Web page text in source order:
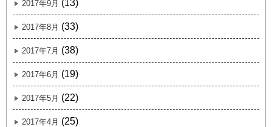
2017年9月 (13)
2017年8月 (33)
2017年7月 (38)
2017年6月 (19)
2017年5月 (22)
2017年4月 (25)